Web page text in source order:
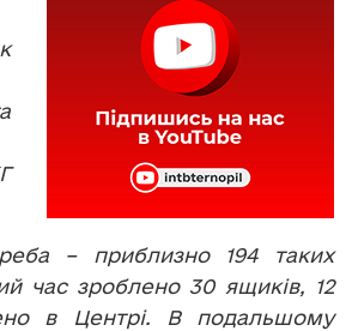
– приблизно 194 таких
час зроблено 30 ящиків, 12
в Центрі. В подальшому